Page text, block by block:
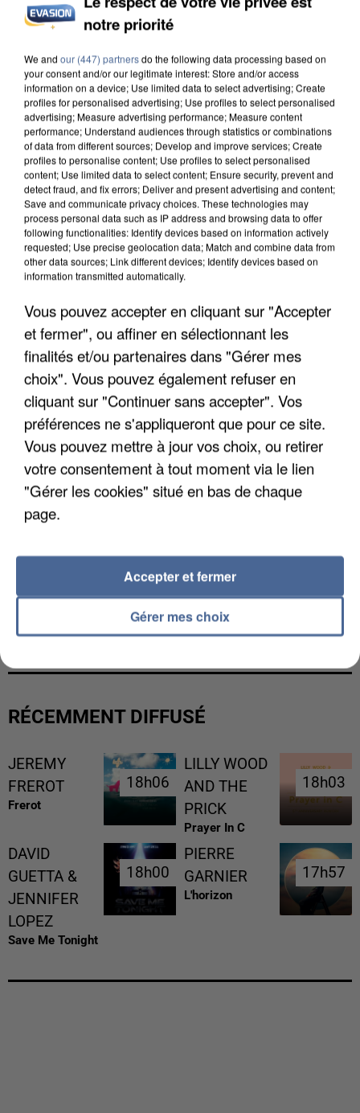
MAFIA INTERPELLÉ EN ALGÉRIE
UN SECOND CADRE DE LA DZ MAFIA
INTERPELLÉ EN ALGÉRIE
UNE TOURISTE DE L’OISE EMPORTÉE PAR UNE
COULÉE DE BOUE EN HAUTE-SAVOIE
RÉCEMMENT DIFFUSÉ
JEREMY
FREROT
Frerot
18h06
18h06
LILLY WOOD
AND THE
PRICK
Prayer In C
18h03
18h03
DAVID
GUETTA &
JENNIFER
LOPEZ
Save Me Tonight
18h00
18h00
PIERRE
GARNIER
L'horizon
17h57
17h57
notre priorité
We and our (447) partnersdo the following data processing based on
your consent and/or our legitimate interest: Store and/or access
information on a device; Use limited data to select advertising; Create
profiles for personalised advertising; Use profiles to select personalised
advertising; Measure advertising performance; Measure content
performance; Understand audiences through statistics or combinations
of data from different sources; Develop and improve services; Create
profiles to personalise content; Use profiles to select personalised
content; Use limited data to select content; Ensure security, prevent and
detect fraud, and fix errors; Deliver and present advertising and content;
Save and communicate privacy choices. These technologies may
process personal data such as IP address and browsing data to offer
following functionalities: Identify devices based on information actively
requested; Use precise geolocation data; Match and combine data from
other data sources; Link different devices; Identify devices based on
information transmitted automatically.
Vous pouvez accepter en cliquant sur "Accepter
et fermer", ou affiner en sélectionnant les
finalités et/ou partenaires dans "Gérer mes
choix". Vous pouvez également refuser en
cliquant sur "Continuer sans accepter". Vos
préférences ne s'appliqueront que pour ce site.
Vous pouvez mettre à jour vos choix, ou retirer
votre consentement à tout moment via le lien
"Gérer les cookies" situé en bas de chaque
page.
Gérer mes choix
Accepter et fermer